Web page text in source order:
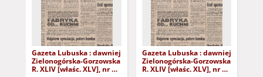
Gazeta Lubuska : dawniej
Zielonogórska-Gorzowska
R. XLIV [właśc. XLV], nr 52
Gazeta Lubuska : dawniej
Zielonogórska-Gorzowska
R. XLIV [właśc. XLV], nr 46